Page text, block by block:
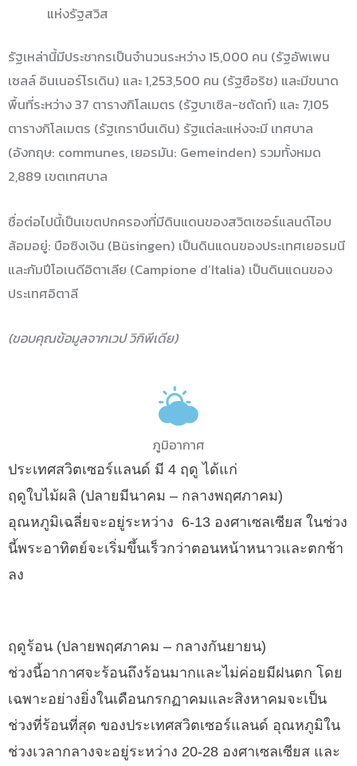
แห่งรัฐสวิส
รัฐเหล่านี้มีประชากรเป็นจำนวนระหว่าง 15,000 คน (รัฐอัพเพน
เซลล์ อินเนอร์โรเดิน) และ 1,253,500 คน (รัฐซือริช) และมีขนาด
พื้นที่ระหว่าง 37 ตารางกิโลเมตร (รัฐบาเซิล-ชตัดท์) และ 7,105
ตารางกิโลเมตร (รัฐเกราบึนเดิน) รัฐแต่ละแห่งจะมี เทศบาล
(อังกฤษ: communes, เยอรมัน: Gemeinden) รวมทั้งหมด
2,889 เขตเทศบาล
ชื่อต่อไปนี้เป็นเขตปกครองที่มีดินแดนของสวิตเซอร์แลนด์โอบ
ล้อมอยู่: บือซิงเงิน (Büsingen) เป็นดินแดนของประเทศเยอรมนี
และกัมปีโอเนดีอิตาเลีย (Campione d’Italia) เป็นดินแดนของ
ประเทศอิตาลี
(ขอบคุณข้อมูลจากเวป วิกิพีเดีย)
ภูมิอากาศ
ประเทศสวิตเซอร์แลนด์ มี 4 ฤดู ได้แก่
ฤดูใบไม้ผลิ (ปลายมีนาคม – กลางพฤศภาคม)
อุณหภูมิเฉลี่ยจะอยู่ระหว่าง 6-13 องศาเซลเซียส ในช่วง
นี้พระอาทิตย์จะเริ่มขึ้นเร็วกว่าตอนหน้าหนาวและตกช้า
ลง
ฤดูร้อน (ปลายพฤศภาคม – กลางกันยายน)
ช่วงนี้อากาศจะร้อนถึงร้อนมากและไม่ค่อยมีฝนตก โดย
เฉพาะอย่างยิ่งในเดือนกรกฏาคมและสิงหาคมจะเป็น
ช่วงที่ร้อนที่สุด ของประเทศสวิตเซอร์แลนด์ อุณหภูมิใน
ช่วงเวลากลางจะอยู่ระหว่าง 20-28 องศาเซลเซียส และ